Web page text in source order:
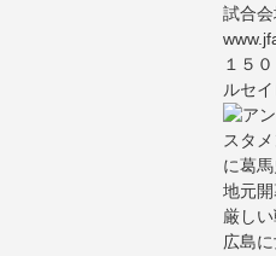
試合
１５
ルセ
スタ
に葛
地元
厳しい
広島